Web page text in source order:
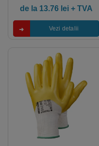
negre. Realizată din acril și
poliester 10 gg tricotat, fără
cusături. Mănușă elastică, cu
de la 13.76 lei + TVA
Vezi detalii